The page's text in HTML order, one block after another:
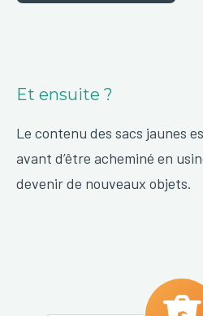
Et ensuite ?
Le contenu des sacs jaunes
avant d’être acheminé en
devenir de nouveaux objets.